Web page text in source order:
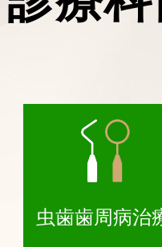
虫歯歯周病治